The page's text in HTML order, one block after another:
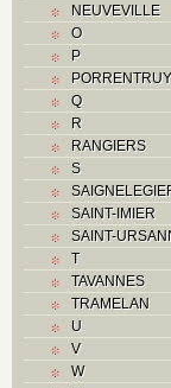
S
U
NEUVEVILLE
O
P
PORRENTRUY
Q
R
RANGIERS
S
SAINT-IMIER
SAINT-
T
TAVANNES
TRAMELAN
U
V
W